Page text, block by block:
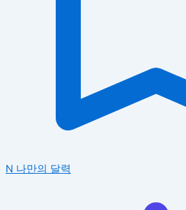
N 나만의 달력